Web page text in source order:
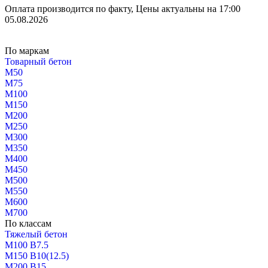
Оплата производится по факту, Цены актуальны на 17:00
05.08.2026
По маркам
Товарный бетон
М50
М75
М100
М150
М200
М250
М300
М350
М400
М450
М500
М550
М600
М700
По классам
Тяжелый бетон
М100 В7.5
М150 В10(12.5)